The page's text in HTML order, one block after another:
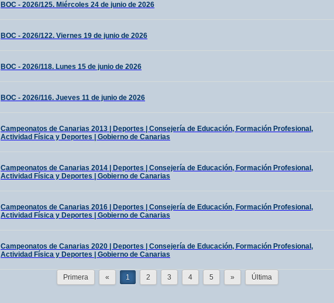
BOC - 2026/125. Miércoles 24 de junio de 2026
BOC - 2026/122. Viernes 19 de junio de 2026
BOC - 2026/118. Lunes 15 de junio de 2026
BOC - 2026/116. Jueves 11 de junio de 2026
Campeonatos de Canarias 2013 | Deportes | Consejería de Educación, Formación Profesional,
Actividad Física y Deportes | Gobierno de Canarias
Campeonatos de Canarias 2014 | Deportes | Consejería de Educación, Formación Profesional,
Actividad Física y Deportes | Gobierno de Canarias
Campeonatos de Canarias 2016 | Deportes | Consejería de Educación, Formación Profesional,
Actividad Física y Deportes | Gobierno de Canarias
Campeonatos de Canarias 2020 | Deportes | Consejería de Educación, Formación Profesional,
Actividad Física y Deportes | Gobierno de Canarias
Primera « 1 2 3 4 5 » Última